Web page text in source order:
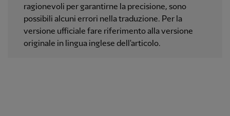
ragionevoli per garantirne la precisione, sono
possibili alcuni errori nella traduzione. Per la
versione ufficiale fare riferimento alla versione
originale in lingua inglese dell'articolo.